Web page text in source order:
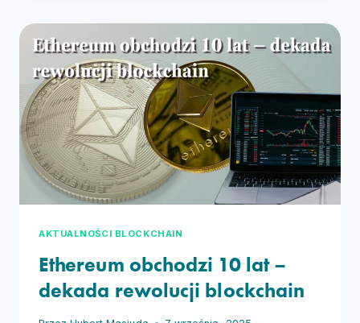
HISTORIA
JAMESA
HOWELLSA
AKTUALNOŚCI BLOCKCHAIN
Ethereum obchodzi 10 lat –
dekada rewolucji blockchain